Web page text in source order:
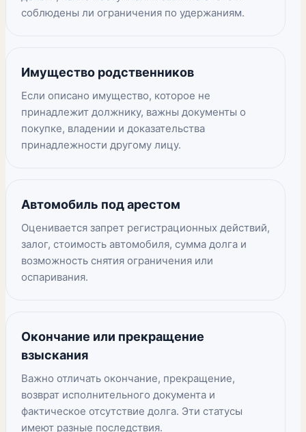
соблюдены ли ограничения по удержаниям.
Имущество родственников
Если описано имущество, которое не
принадлежит должнику, важны документы о
покупке, владении и доказательства
принадлежности другому лицу.
Автомобиль под арестом
Оценивается запрет регистрационных действий,
залог, стоимость автомобиля, сумма долга и
возможность снятия ограничения или
оспаривания.
Окончание или прекращение
взыскания
Важно отличать окончание, прекращение,
возврат исполнительного документа и
фактическое отсутствие долга. Эти статусы
имеют разные последствия.